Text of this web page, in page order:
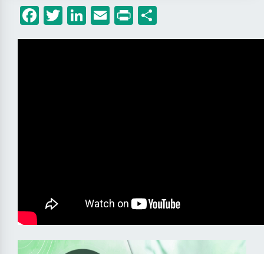
Facebook
Twitter
LinkedIn
Email
Print